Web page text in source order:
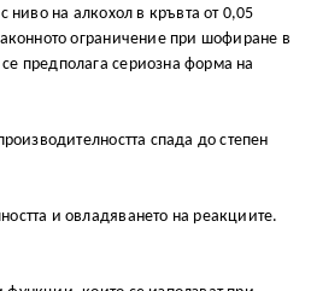
ниво на алкохол в кръвта от 0,05
ограничение при шофиране в
предполага сериозна форма на
спада до степен
и овладяването на реакциите.